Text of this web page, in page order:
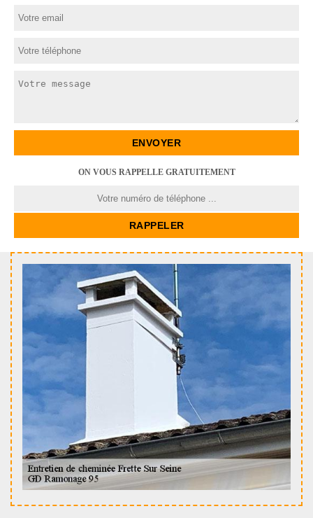
ON VOUS RAPPELLE GRATUITEMENT